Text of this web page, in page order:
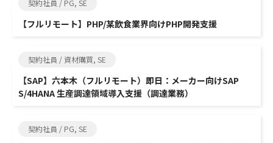
契約社員 / PG, SE
【フルリモート】PHP/某飲食業界向けPHP開発支援
契約社員 / 資材購買, SE
【SAP】六本木（フルリモート）即日：メーカー向けSAP
S/4HANA 生産調達領域導入支援（調達業務）
契約社員 / PG, SE